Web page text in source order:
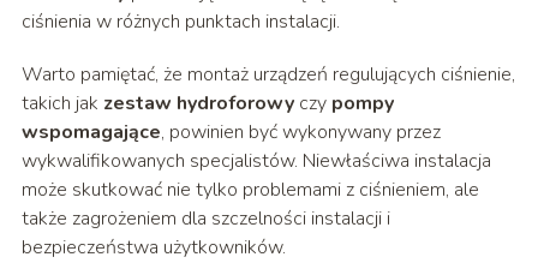
ciśnienia w różnych punktach instalacji.
Warto pamiętać, że montaż urządzeń regulujących ciśnienie,
takich jak zestaw hydroforowyczy pompy
wspomagające, powinien być wykonywany przez
wykwalifikowanych specjalistów. Niewłaściwa instalacja
może skutkować nie tylko problemami z ciśnieniem, ale
także zagrożeniem dla szczelności instalacji i
bezpieczeństwa użytkowników.